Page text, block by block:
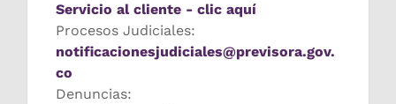
Servicio al cliente - clic aquí
Procesos Judiciales:
notificacionesjudiciales@previsora.gov.
co
Denuncias: